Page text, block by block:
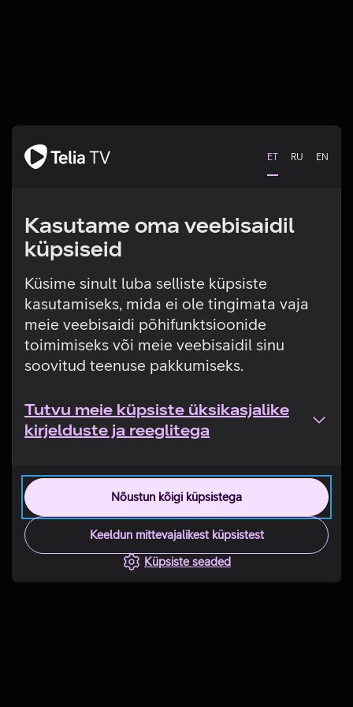
ET RU EN
Kasutame oma veebisaidil
küpsiseid
Küsime sinult luba selliste küpsiste
kasutamiseks, mida ei ole tingimata vaja
meie veebisaidi põhifunktsioonide
toimimiseks või meie veebisaidil sinu
soovitud teenuse pakkumiseks.
Tutvu meie küpsiste üksikasjalike
kirjelduste ja reeglitega
Nõustun kõigi küpsistega
Keeldun mittevajalikest küpsistest
Küpsiste seaded
Tehniline viga